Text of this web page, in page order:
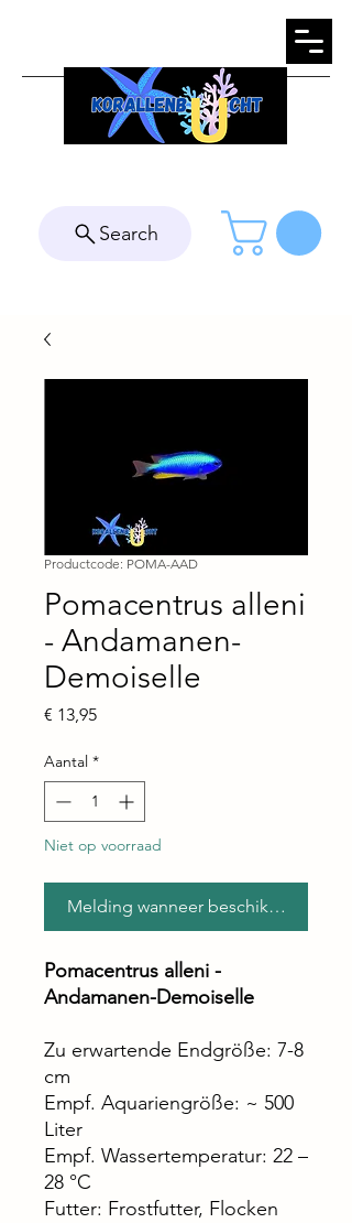
Search
Productcode: POMA-AAD
Pomacentrus alleni
- Andamanen-
Demoiselle
€ 13,95Prijs
Aantal *
Niet op voorraad
Melding wanneer beschikbaar
Pomacentrus alleni -
Andamanen-Demoiselle
Zu erwartende Endgröße: 7-8
cm
Empf. Aquariengröße: ~ 500
Liter
Empf. Wassertemperatur: 22 –
28 °C
Futter: Frostfutter, Flocken